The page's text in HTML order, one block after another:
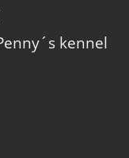
kennel